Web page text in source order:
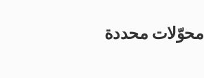
محوّلات محددة